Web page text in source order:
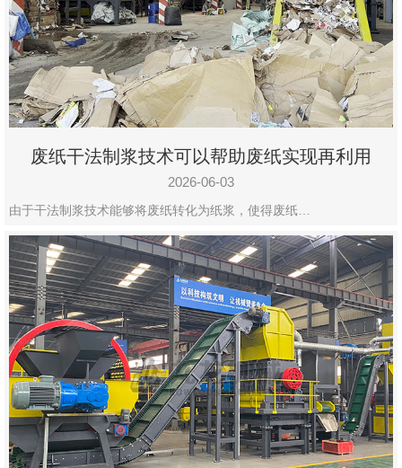
废纸干法制浆技术可以帮助废纸实现再利用
2026-06-03
由于干法制浆技术能够将废纸转化为纸浆，使得废纸…